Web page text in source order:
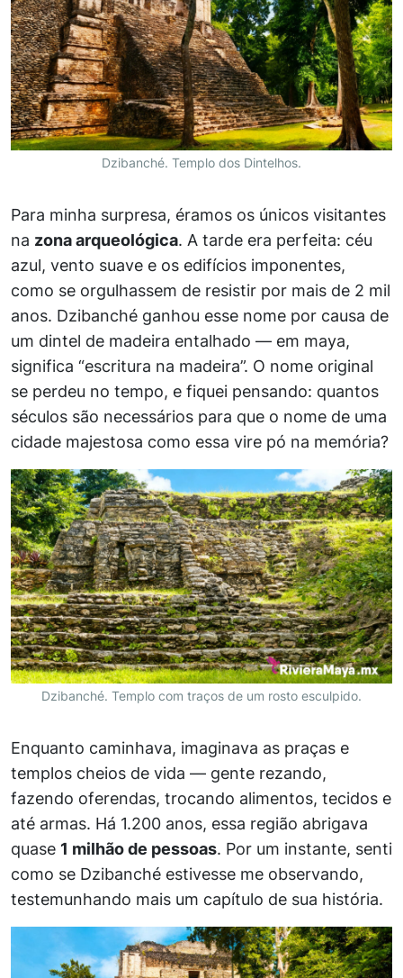
Dzibanché. Templo dos Dintelhos.
Para minha surpresa, éramos os únicos visitantes
na zona arqueológica. A tarde era perfeita: céu
azul, vento suave e os edifícios imponentes,
como se orgulhassem de resistir por mais de 2 mil
anos. Dzibanché ganhou esse nome por causa de
um dintel de madeira entalhado — em maya,
significa “escritura na madeira”. O nome original
se perdeu no tempo, e fiquei pensando: quantos
séculos são necessários para que o nome de uma
cidade majestosa como essa vire pó na memória?
Dzibanché. Templo com traços de um rosto esculpido.
Enquanto caminhava, imaginava as praças e
templos cheios de vida — gente rezando,
fazendo oferendas, trocando alimentos, tecidos e
até armas. Há 1.200 anos, essa região abrigava
quase 1 milhão de pessoas. Por um instante, senti
como se Dzibanché estivesse me observando,
testemunhando mais um capítulo de sua história.